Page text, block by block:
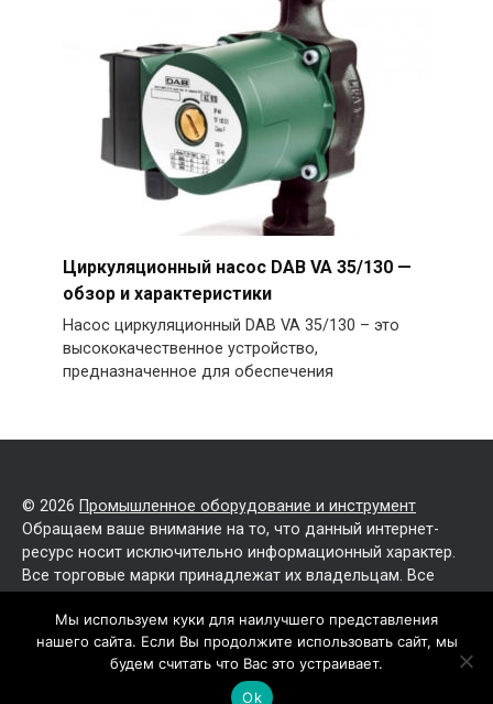
Циркуляционный насос DAB VA 35/130 —
обзор и характеристики
Насос циркуляционный DAB VA 35/130 – это
высококачественное устройство,
предназначенное для обеспечения
© 2026 Промышленное оборудование и инструмент
Обращаем ваше внимание на то, что данный интернет-
ресурс носит исключительно информационный характер.
Все торговые марки принадлежат их владельцам. Все
Политика конфиденциальности
Мы используем куки для наилучшего представления
нашего сайта. Если Вы продолжите использовать сайт, мы
будем считать что Вас это устраивает.
Ok